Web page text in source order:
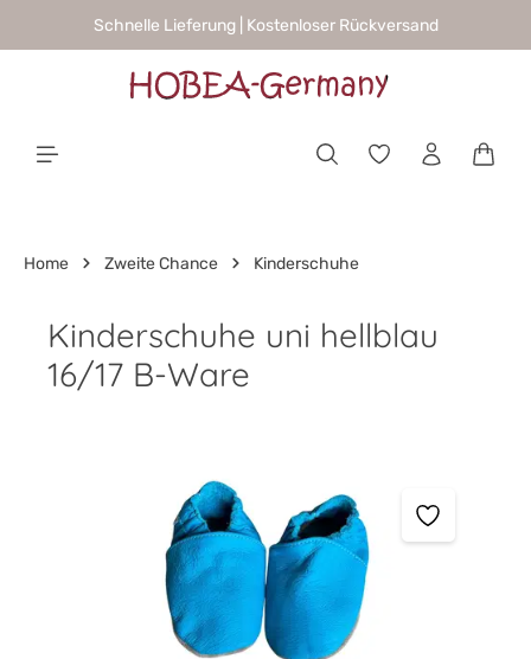
springenSchnelle Lieferung | Kostenloser Rückversand
Home Zweite Chance Kinderschuhe
Kinderschuhe uni hellblau
16/17 B-Ware